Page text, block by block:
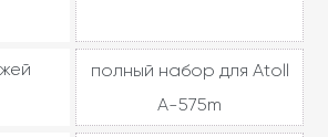
полный набор для Atoll
A-575m